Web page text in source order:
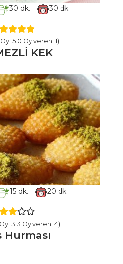
30 dk. 30 dk.
5.0 Oy veren: 1)
KEK
15 dk. 20 dk.
3.3 Oy veren: 4)
Hurması